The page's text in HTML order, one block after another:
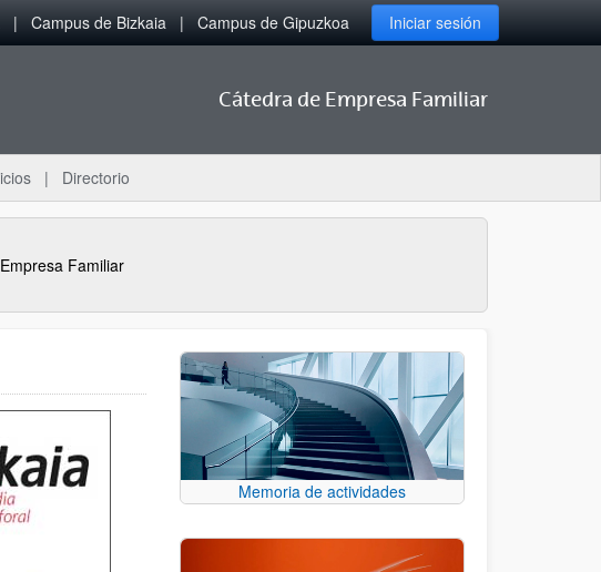
Campus de Bizkaia Campus de Gipuzkoa Iniciar sesión
Cátedra de Empresa Familiar
Directorio
Familiar
Memoria de actividades